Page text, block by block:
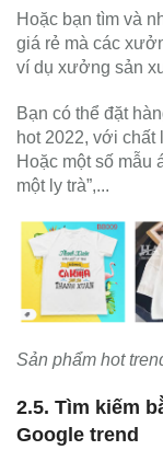
Hoặc bạn tìm và
giá rẻ mà các
ví dụ xưởng sản
Bạn có thể đặt
hot 2022, với chất
Hoặc một số mẫu
một ly trà”,...
Sản phẩm hot
2.5. Tìm kiếm
Google trend